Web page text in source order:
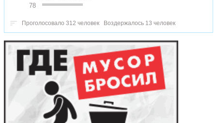
78
Проголосовало 312 человек Воздержалось 13 человек